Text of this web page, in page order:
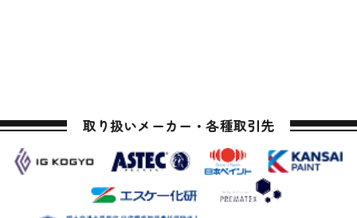
取り扱いメーカー・各種取引先